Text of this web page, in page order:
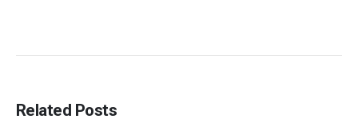
Related Posts